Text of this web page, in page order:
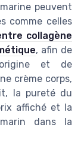
peuvent
comme celles
collagène
, afin de
et de
crème corps,
la pureté du
affiché et la
dans la